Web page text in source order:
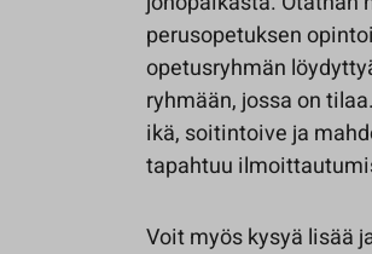
perusopetuksen
opetusryhmän
ryhmään, jossa on
ikä, soitintoive ja
tapahtuu
Voit myös kysyä lisää